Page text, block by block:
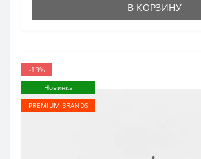
В КОРЗИНУ
-13%
Новинка
PREMIUM BRANDS